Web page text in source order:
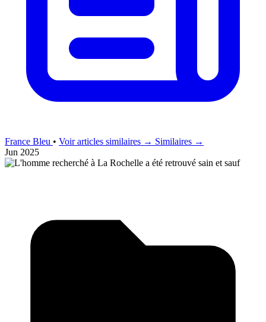
France Bleu • Voir articles similaires → Similaires →
Jun 2025